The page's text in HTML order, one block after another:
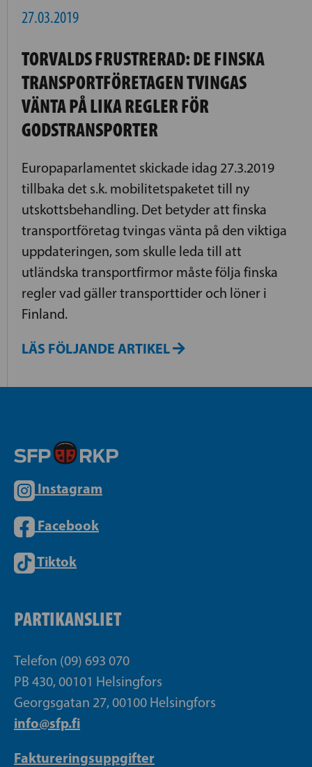
27.03.2019
TORVALDS FRUSTRERAD: DE FINSKA
TRANSPORTFÖRETAGEN TVINGAS
VÄNTA PÅ LIKA REGLER FÖR
GODSTRANSPORTER
Europaparlamentet skickade idag 27.3.2019
tillbaka det s.k. mobilitetspaketet till ny
utskottsbehandling. Det betyder att finska
transportföretag tvingas vänta på den viktiga
uppdateringen, som skulle leda till att
utländska transportfirmor måste följa finska
regler vad gäller transporttider och löner i
Finland.
LÄS FÖLJANDE ARTIKEL
Instagram
Facebook
Tiktok
PARTIKANSLIET
Telefon (09) 693 070
PB 430, 00101 Helsingfors
Georgsgatan 27, 00100 Helsingfors
info@sfp.fi
Faktureringsuppgifter